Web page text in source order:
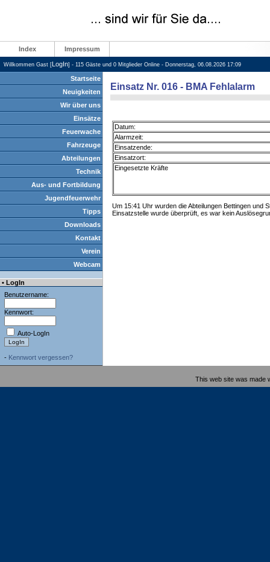
Index Impressum
Willkommen Gast [LogIn] - 115 Gäste und 0 Mitglieder Online - Donnerstag, 06.08.2026 17:09
Startseite
Neuigkeiten
Wir über uns
Einsätze
Feuerwache
Fahrzeuge
Abteilungen
Technik
Aus- und Fortbildung
Jugendfeuerwehr
Tipps
Downloads
Kontakt
Verein
Webcam
• LogIn
Benutzername:
Kennwort:
Auto-LogIn
- Kennwort vergessen?
Einsatz Nr. 016 - BMA Fehlalarm
Datum:
Alarmzeit:
Einsatzende:
Einsatzort:
Eingesetzte Kräfte
Um 15:41 Uhr wurden die Abteilungen Bettingen und
Einsatzstelle wurde überprüft, es war kein
This web site was made